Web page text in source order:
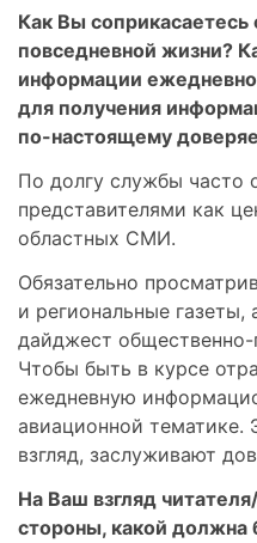
Как Вы соприкасаетесь
повседневной жизни?
информации
для получения
по-настоящему
По долгу службы часто
представителями как
областных СМИ.
Обязательно
и региональные
дайджест общественно-
Чтобы быть в курсе
ежедневную
авиационной
взгляд, заслуживают
На Ваш взгляд
стороны, какой должна